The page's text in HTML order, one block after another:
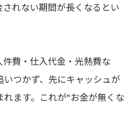
れない期間が長くなるとい
費・仕入代金・光熱費な
つかず、先にキャッシュが
ます。これが“お金が無くな